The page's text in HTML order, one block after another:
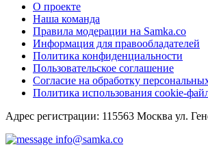
О проекте
Наша команда
Правила модерации на Samka.co
Информация для правообладателей
Политика конфиденциальности
Пользовательское соглашение
Согласие на обработку
Политика использования cookie-
Адрес регистрации: 115563 Москва ул.
info@samka.co